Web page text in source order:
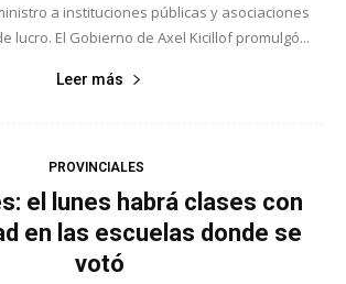
a instituciones públicas y asociaciones
lucro. El Gobierno de Axel Kicillof promulgó...
Leer más
PROVINCIALES
el lunes habrá clases con
en las escuelas donde se
votó